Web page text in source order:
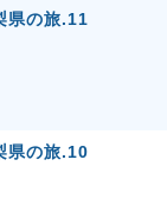
県の旅.11
県の旅.10